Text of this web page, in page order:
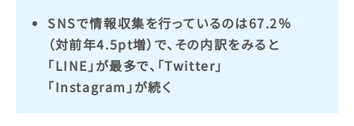
SNSで情報収集を行っているのは67.2％
（対前年4.5pt増）で、その内訳をみると
「LINE」が最多で、「Twitter」
「Instagram」が続く